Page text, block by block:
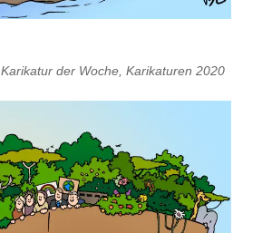
Karikatur der Woche, Karikaturen 2020